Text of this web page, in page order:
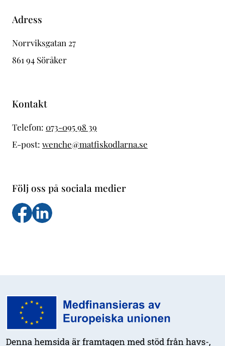
Adress
Norrviksgatan 27
861 94 Söråker
Kontakt
Telefon: 073-095 98 39
E-post: wenche@matfiskodlarna.se
Följ oss på sociala medier
Följ oss på facebook
Följs oss på LinkedIn